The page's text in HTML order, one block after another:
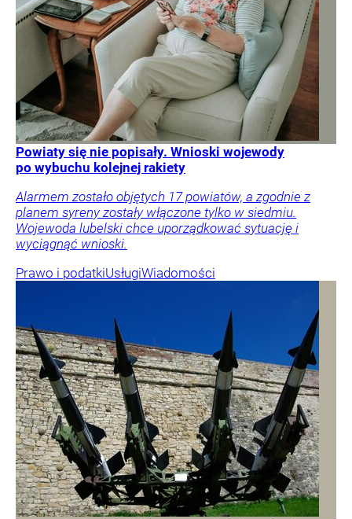
Powiaty się nie popisały. Wnioski wojewody
po wybuchu kolejnej rakiety
Alarmem zostało objętych 17 powiatów, a zgodnie z
planem syreny zostały włączone tylko w siedmiu.
Wojewoda lubelski chce uporządkować sytuację i
wyciągnąć wnioski.
Prawo i podatkiUsługiWiadomości